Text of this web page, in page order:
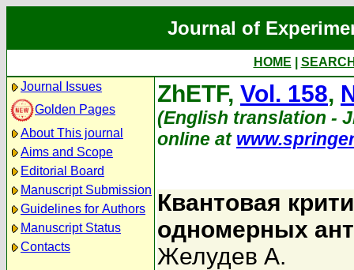
Journal of
HOME
Journal Issues
Golden Pages
About This journal
Aims and Scope
Editorial Board
Manuscript Submission
Guidelines for Authors
Manuscript Status
Contacts
ZhETF, Vol. 158,
(English translation -
online at
Квантовая
одномерных
Желудев А.